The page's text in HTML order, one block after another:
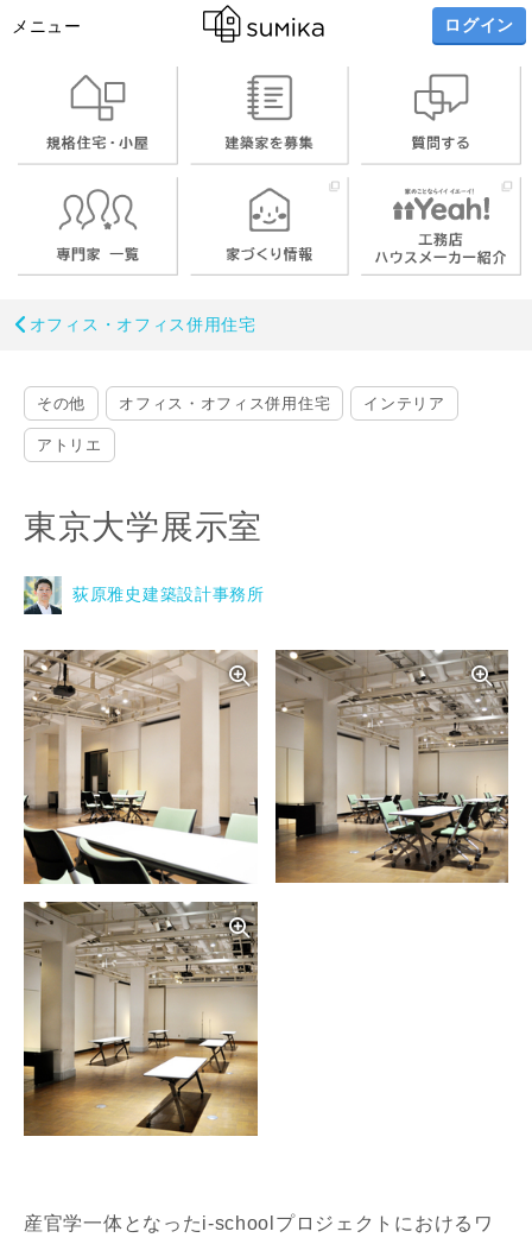
メニュー ログイン
オフィス・オフィス併用住宅
その他 オフィス・オフィス併用住宅 インテリア
アトリエ
東京大学展示室
荻原雅史建築設計事務所
写真を拡大する
産官学一体となったi-schoolプロジェクトにおけるワ